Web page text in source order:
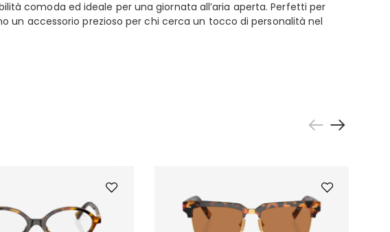
comoda ed ideale per una giornata all’aria aperta. Perfetti per
un accessorio prezioso per chi cerca un tocco di personalità nel